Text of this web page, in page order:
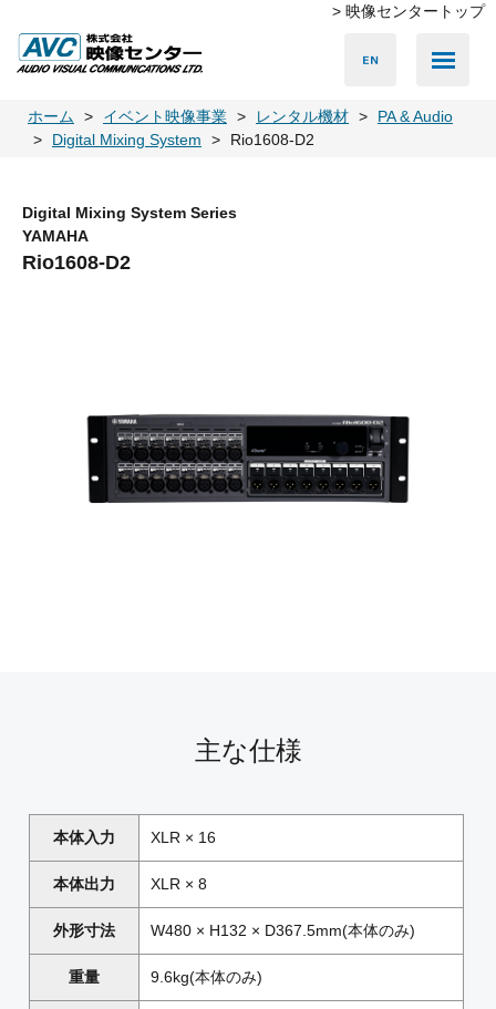
> 映像センタートップ
ホーム イベント映像事業 レンタル機材
PA & Audio
Digital Mixing System
Rio1608-D2
Digital Mixing System Series
YAMAHA
Rio1608-D2
主な仕様
本体入力 XLR × 16
本体出力 XLR × 8
外形寸法 W480 × H132 × D367.5mm(本体のみ)
重量 9.6kg(本体のみ)